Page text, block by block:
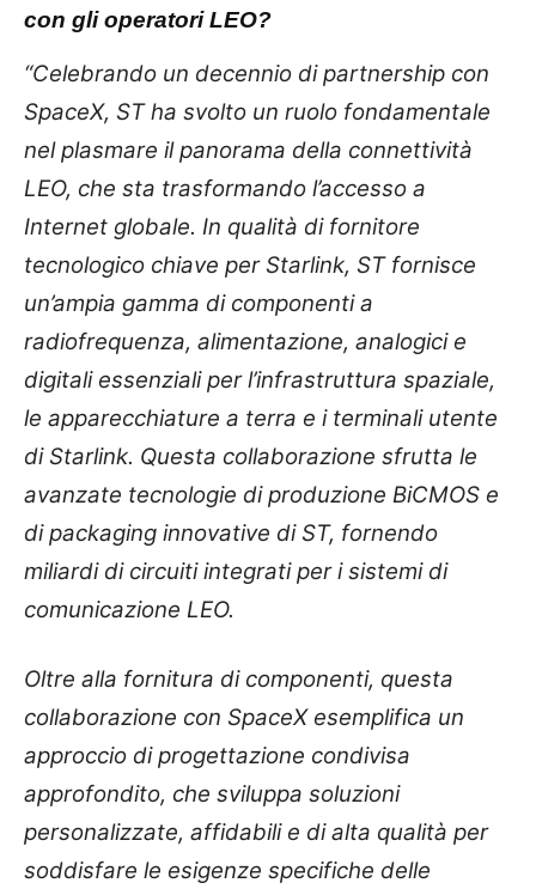
con gli operatori LEO?
“Celebrando un decennio di partnership con
SpaceX, ST ha svolto un ruolo fondamentale
nel plasmare il panorama della connettività
LEO, che sta trasformando l’accesso a
Internet globale. In qualità di fornitore
tecnologico chiave per Starlink, ST fornisce
un’ampia gamma di componenti a
radiofrequenza, alimentazione, analogici e
digitali essenziali per l’infrastruttura spaziale,
le apparecchiature a terra e i terminali utente
di Starlink. Questa collaborazione sfrutta le
avanzate tecnologie di produzione BiCMOS e
di packaging innovative di ST, fornendo
miliardi di circuiti integrati per i sistemi di
comunicazione LEO.
Oltre alla fornitura di componenti, questa
collaborazione con SpaceX esemplifica un
approccio di progettazione condivisa
approfondito, che sviluppa soluzioni
personalizzate, affidabili e di alta qualità per
soddisfare le esigenze specifiche delle